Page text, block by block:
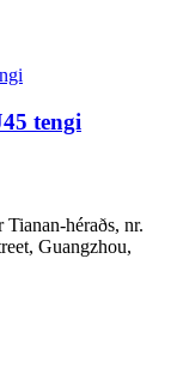
tengi
héraðs, nr.
Guangzhou,